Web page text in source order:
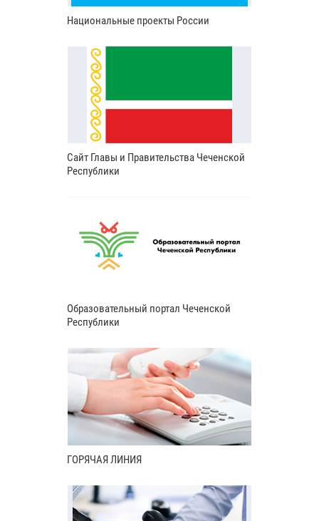
Национальные проекты России
Сайт Главы и Правительства Чеченской
Республики
Образовательный портал Чеченской
Республики
ГОРЯЧАЯ ЛИНИЯ